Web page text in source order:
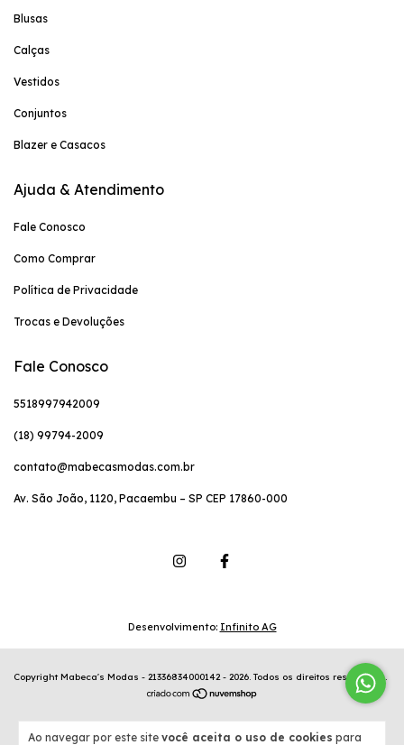
Ao navegar por este site você aceita o uso de cookies para
Blusas
Calças
Vestidos
Conjuntos
Blazer e Casacos
Ajuda & Atendimento
Fale Conosco
Como Comprar
Política de Privacidade
Trocas e Devoluções
Fale Conosco
5518997942009
(18) 99794-2009
contato@mabecasmodas.com.br
Av. São João, 1120, Pacaembu – SP CEP 17860-000
Desenvolvimento: Infinito AG
Copyright Mabeca's Modas - 21336834000142 - 2026. Todos os direitos reservados.